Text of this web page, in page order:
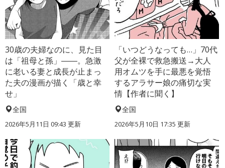
30歳の夫婦なのに、見た目
は「祖母と孫」――。急激
に老いる妻と成長が止まっ
た夫の漫画が描く「歳と幸
せ」
全国
2026年5月11日 09:43 更新
「いつどうなっても…」70代
父が全裸で救急搬送→大人
用オムツを手に最悪を覚悟
するアラサー娘の痛切な実
情【作者に聞く】
全国
2026年5月10日 17:35 更新